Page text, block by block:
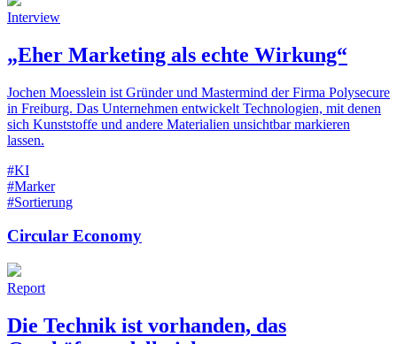
Interview
„Eher Marketing als echte Wirkung“
Jochen Moesslein ist Gründer und Mastermind der Firma Polysecure
in Freiburg. Das Unternehmen entwickelt Technologien, mit denen
sich Kunststoffe und andere Materialien unsichtbar markieren
lassen.
#KI
#Marker
#Sortierung
Circular Economy
Report
Die Technik ist vorhanden, das